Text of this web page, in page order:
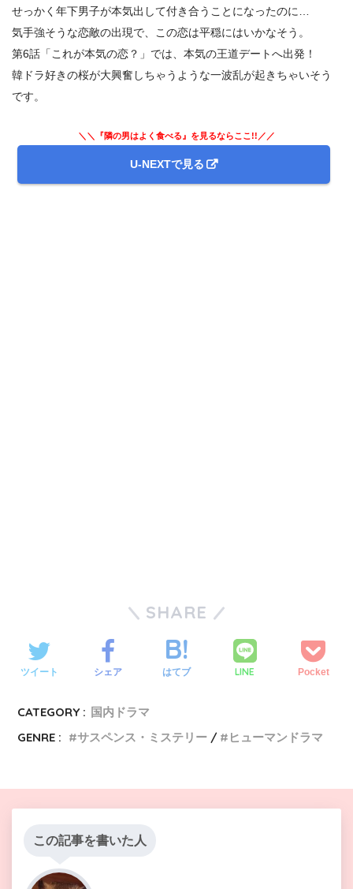
せっかく年下男子が本気出して付き合うことになったのに…
気手強そうな恋敵の出現で、この恋は平穏にはいかなそう。
第6話「これが本気の恋？」では、本気の王道デートへ出発！
韓ドラ好きの桜が大興奮しちゃうような一波乱が起きちゃいそう
です。
＼＼『隣の男はよく食べる』を見るならここ!!／／
U-NEXTで見る
SHARE
ツイート シェア はてブ LINE Pocket
CATEGORY : 国内ドラマ
GENRE :
サスペンス・ミステリー ヒューマンドラマ
この記事を書いた人